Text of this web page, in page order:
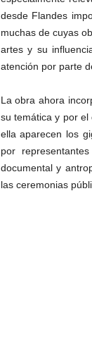
desde Flandes
muchas de cuyas
artes y su
atención por parte
La obra ahora
su temática y por
ella aparecen los
por
documental y
las ceremonias